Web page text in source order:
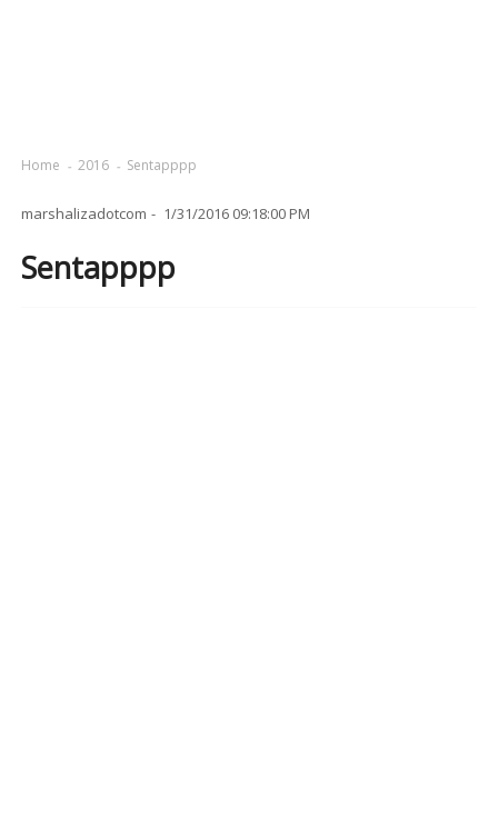
Home 2016 Sentapppp
marshalizadotcom 1/31/2016 09:18:00 PM
Sentapppp